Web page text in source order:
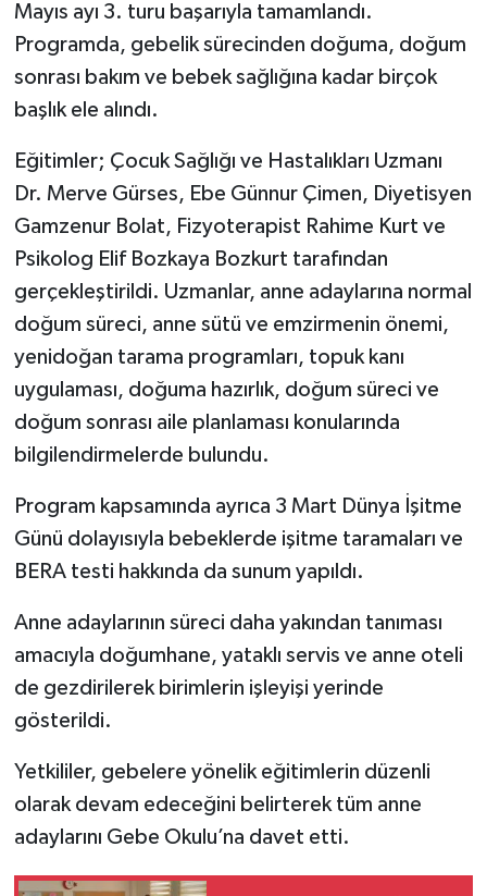
Mayıs ayı 3. turu başarıyla tamamlandı.
Programda, gebelik sürecinden doğuma, doğum
sonrası bakım ve bebek sağlığına kadar birçok
başlık ele alındı.
Eğitimler; Çocuk Sağlığı ve Hastalıkları Uzmanı
Dr. Merve Gürses, Ebe Günnur Çimen, Diyetisyen
Gamzenur Bolat, Fizyoterapist Rahime Kurt ve
Psikolog Elif Bozkaya Bozkurt tarafından
gerçekleştirildi. Uzmanlar, anne adaylarına normal
doğum süreci, anne sütü ve emzirmenin önemi,
yenidoğan tarama programları, topuk kanı
uygulaması, doğuma hazırlık, doğum süreci ve
doğum sonrası aile planlaması konularında
bilgilendirmelerde bulundu.
Program kapsamında ayrıca 3 Mart Dünya İşitme
Günü dolayısıyla bebeklerde işitme taramaları ve
BERA testi hakkında da sunum yapıldı.
Anne adaylarının süreci daha yakından tanıması
amacıyla doğumhane, yataklı servis ve anne oteli
de gezdirilerek birimlerin işleyişi yerinde
gösterildi.
Yetkililer, gebelere yönelik eğitimlerin düzenli
olarak devam edeceğini belirterek tüm anne
adaylarını Gebe Okulu’na davet etti.